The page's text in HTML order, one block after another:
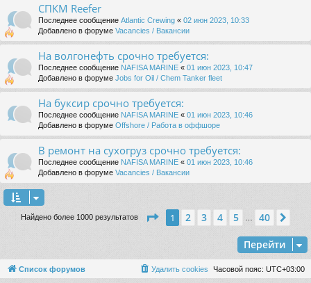
СПКМ Reefer
Последнее сообщение Atlantic Crewing « 02 июн 2023, 10:33
Добавлено в форуме Vacancies / Вакансии
На волгонефть срочно требуется:
Последнее сообщение NAFISA MARINE « 01 июн 2023, 10:47
Добавлено в форуме Jobs for Oil / Chem Tanker fleet
На буксир срочно требуется:
Последнее сообщение NAFISA MARINE « 01 июн 2023, 10:46
Добавлено в форуме Offshore / Работа в оффшоре
В ремонт на сухогруз срочно требуется:
Последнее сообщение NAFISA MARINE « 01 июн 2023, 10:46
Добавлено в форуме Vacancies / Вакансии
Найдено более 1000 результатов Страница из 40
1 2 3 4 5 40
Перейти
Список форумов Часовой пояс: UTC+03:00
Удалить cookies